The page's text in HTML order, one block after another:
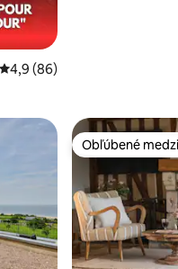
Priemerné ohodnotenie 4,9
4,9 (86)
Obľúbené
Obľúbené